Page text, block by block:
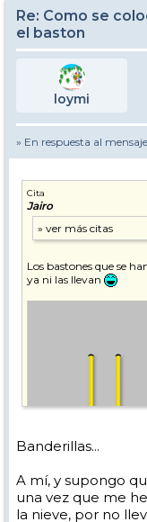
Re: Como se
el baston
loymi
» En respuesta al
Cita
Jairo
Los bastones que se
ya ni las llevan
Banderillas...
A mí, y supongo
una vez que me
la nieve, por no